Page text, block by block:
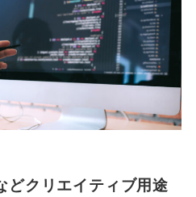
どクリエイティブ用途